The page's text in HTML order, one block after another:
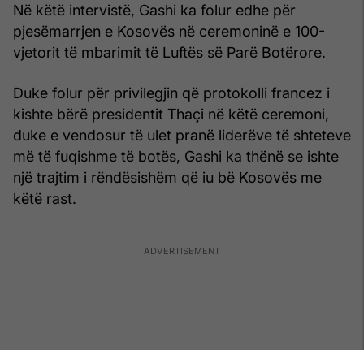
Në këtë intervistë, Gashi ka folur edhe për
pjesëmarrjen e Kosovës në ceremoninë e 100-
vjetorit të mbarimit të Luftës së Parë Botërore.
Duke folur për privilegjin që protokolli francez i
kishte bërë presidentit Thaçi në këtë ceremoni,
duke e vendosur të ulet pranë liderëve të shteteve
më të fuqishme të botës, Gashi ka thënë se ishte
një trajtim i rëndësishëm që iu bë Kosovës me
këtë rast.